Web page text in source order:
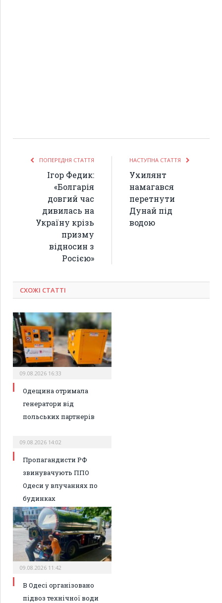
ПОПЕРЕДНЯ СТАТТЯ
Ігор Федик:
«Болгарія
довгий час
дивилась на
Україну крізь
призму
відносин з
Росією»
НАСТУПНА СТАТТЯ
Ухилянт
намагався
перетнути
Дунай під
водою
СХОЖІ СТАТТІ
09.08.2026 16:33
Одещина отримала
генератори від
польських партнерів
09.08.2026 14:02
Пропагандисти РФ
звинувачують ППО
Одеси у влучаннях по
будинках
09.08.2026 11:42
В Одесі організовано
підвоз технічної води